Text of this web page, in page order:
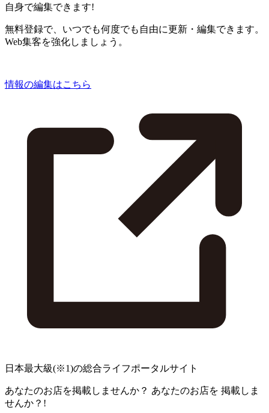
自身で編集できます!
無料登録で、いつでも何度でも自由に更新・編集できます。
Web集客を強化しましょう。
情報の編集はこちら
日本最大級(※1)の総合ライフポータルサイト
あなたのお店を掲載しませんか？ あなたのお店を 掲載しま
せんか？!